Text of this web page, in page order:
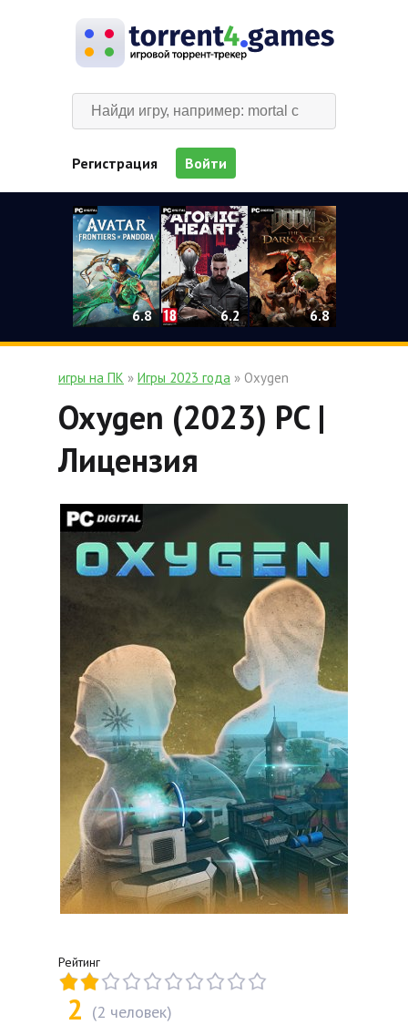
Регистрация Войти
6.8 6.2 6.8
игры на ПК » Игры 2023 года » Oxygen
Oxygen (2023) PC |
Лицензия
Рейтинг
2 (2 человек)